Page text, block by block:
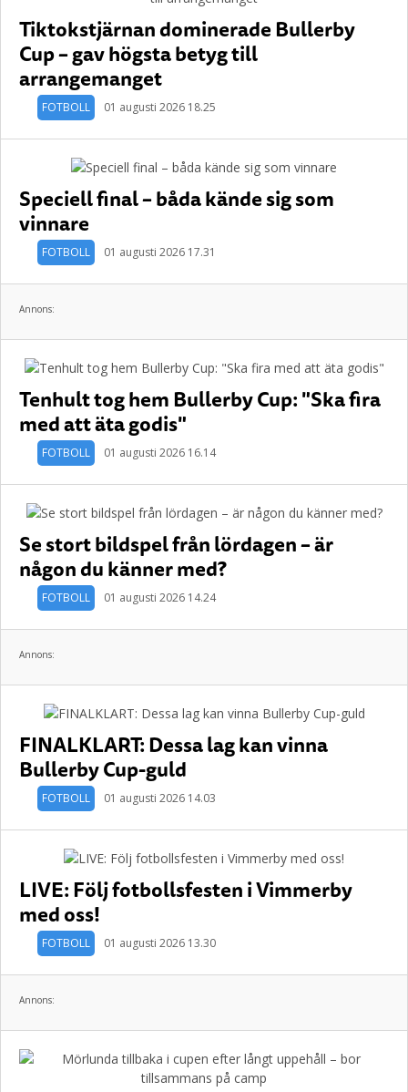
Tiktokstjärnan dominerade Bullerby
Cup – gav högsta betyg till
arrangemanget
FOTBOLL 01 augusti 2026 18.25
Speciell final – båda kände sig som
vinnare
FOTBOLL 01 augusti 2026 17.31
Annons:
Tenhult tog hem Bullerby Cup: "Ska fira
med att äta godis"
FOTBOLL 01 augusti 2026 16.14
Se stort bildspel från lördagen – är
någon du känner med?
FOTBOLL 01 augusti 2026 14.24
Annons:
FINALKLART: Dessa lag kan vinna
Bullerby Cup-guld
FOTBOLL 01 augusti 2026 14.03
LIVE: Följ fotbollsfesten i Vimmerby
med oss!
FOTBOLL 01 augusti 2026 13.30
Annons: